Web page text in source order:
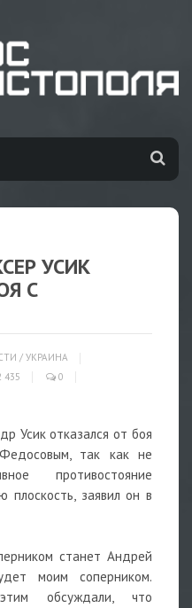
УСИК
С
/ УКРАИНА
435 0
Усик отказался от боя
так как не
противостояние
плоскость, заявил он в
станет Андрей
моим соперником.
обсуждали, что